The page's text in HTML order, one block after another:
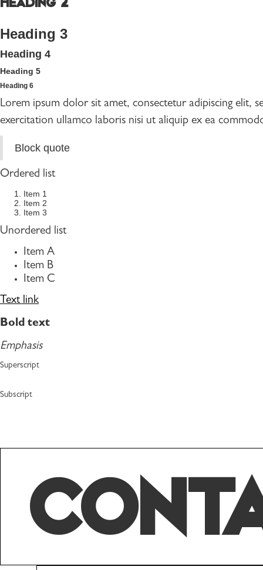
Heading 3
Heading 4
Heading 5
Heading 6
Lorem ipsum dolor sit amet, consectetur adipiscing elit,
exercitation ullamco laboris nisi ut aliquip ex ea
Block quote
Ordered list
Item 1
Item 2
Item 3
Unordered list
Item A
Item B
Item C
Text link
Bold text
Emphasis
Superscript
Subscript